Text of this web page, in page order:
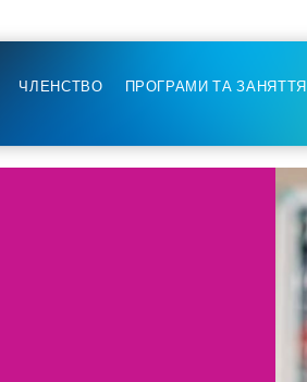
ЧЛЕНСТВО ПРОГРАМИ ТА ЗАНЯТТЯ